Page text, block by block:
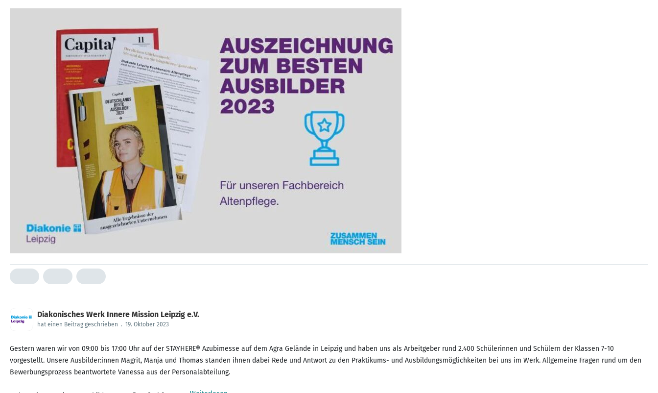
Diakonisches Werk Innere Mission Leipzig e.V.
hat einen Beitrag geschrieben . 19. Oktober 2023
Gestern waren wir von 09:00 bis 17:00 Uhr auf der STAYHERE® Azubimesse auf dem Agra Gelände in Leipzig und haben uns als Arbeitgeber rund 2.400 Schülerinnen und Schülern der Klassen 7-10
vorgestellt. Unsere Ausbilder:innen Magrit, Manja und Thomas standen ihnen dabei Rede und Antwort zu den Praktikums- und Ausbildungsmöglichkeiten bei uns im Werk. Allgemeine Fragen rund um den
Bewerbungsprozess beantwortete Vanessa aus der Personalabteilung.